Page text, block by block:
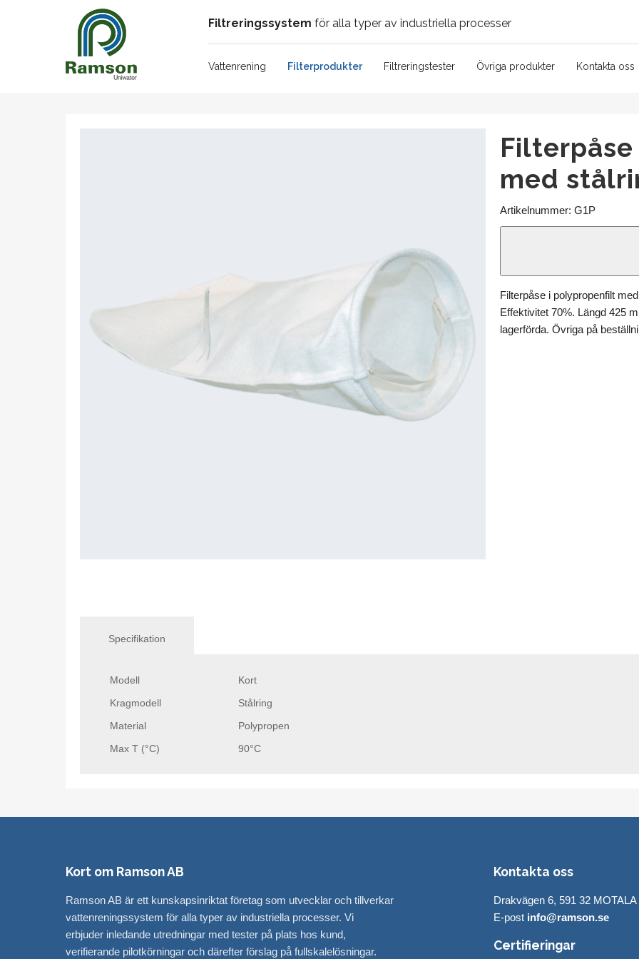
Filtreringssystem för alla typer av industriella processer
Vattenrening Filterprodukter Filtreringstester Övriga produkter Kontakta oss
med
Artikelnummer: G1P
Filterpåse i polypropenfilt
Effektivitet 70%. Längd 425
lagerförda. Övriga på
Specifikation
Modell
Kort
Kragmodell
Stålring
Material
Polypropen
Max T (°C)
90°C
Kort om Ramson AB
Ramson AB är ett kunskapsinriktat företag som utvecklar och tillverkar
vattenreningssystem för alla typer av industriella processer. Vi
erbjuder inledande utredningar med tester på plats hos kund,
verifierande pilotkörningar och därefter förslag på fullskalelösningar.
Kontakta oss
Drakvägen 6, 591 32
E-post info@ramson.se
Certifieringar